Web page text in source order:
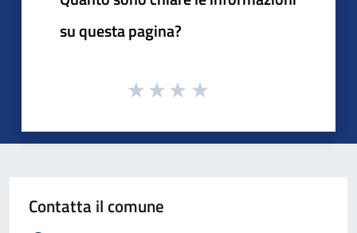
su questa pagina?
Contatta il comune